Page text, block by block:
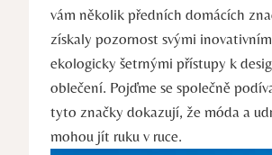
vám několik předních domácích
získaly pozornost svými
ekologicky šetrnými přístupy k
oblečení. Pojďme se společně
tyto značky dokazují, že móda a
mohou jít ruku v ruce.